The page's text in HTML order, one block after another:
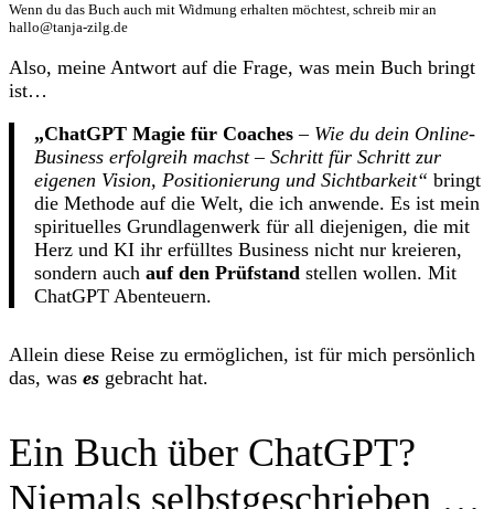
Wenn du das Buch auch mit Widmung erhalten möchtest, schreib mir an
hallo@tanja-zilg.de
Also, meine Antwort auf die Frage, was mein Buch bringt
ist…
„ChatGPT Magie für Coaches–Wie du dein Online-
Business erfolgreih machst – Schritt für Schritt zur
eigenen Vision, Positionierung und Sichtbarkeit“ bringt
die Methode auf die Welt, die ich anwende. Es ist mein
spirituelles Grundlagenwerk für all diejenigen, die mit
Herz und KI ihr erfülltes Business nicht nur kreieren,
sondern auch auf den Prüfstandstellen wollen. Mit
ChatGPT Abenteuern.
Allein diese Reise zu ermöglichen, ist für mich persönlich
das, was es gebracht hat.
Ein Buch über ChatGPT?
Niemals selbstgeschrieben …